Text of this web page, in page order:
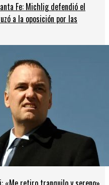
Fe: Michlig defendió el
a la oposición por las